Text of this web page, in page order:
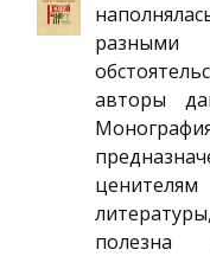
авторы
полезна